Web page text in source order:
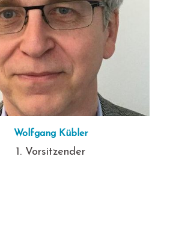
Wolfgang Kübler
1. Vorsitzender